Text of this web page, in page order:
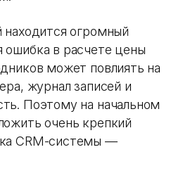
находится огромный
в расчете цены
может повлиять на
журнал записей и
Поэтому на начальном
очень крепкий
CRM-системы —